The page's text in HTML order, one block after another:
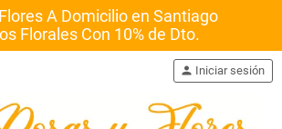
A Domicilio en Santiago
Florales Con 10% de Dto.
person Iniciar sesión